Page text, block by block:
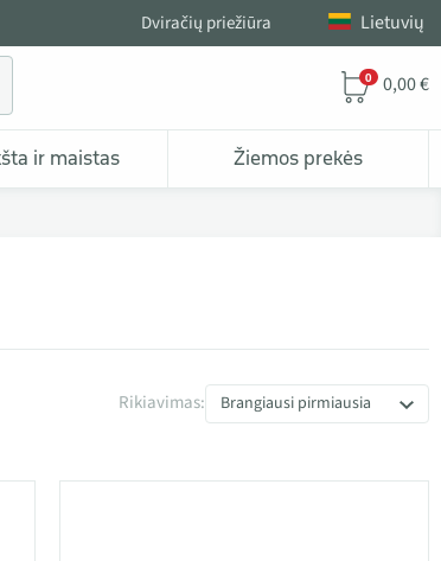
Dviračių priežiūra Lietuvių
0 0,00 €
ir maistas Žiemos prekės
Rikiavimas: Brangiausi pirmiausia